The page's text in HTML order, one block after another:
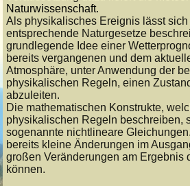
Naturwissenschaft.
Als physikalisches Ereignis lässt sich
entsprechende Naturgesetze
grundlegende Idee einer
bereits vergangenen und dem
Atmosphäre, unter Anwendung der
physikalischen Regeln, einen
abzuleiten.
Die mathematischen Konstrukte,
physikalischen Regeln beschreiben,
sogenannte nichtlineare
bereits kleine Änderungen im
großen Veränderungen am Ergebnis
können.